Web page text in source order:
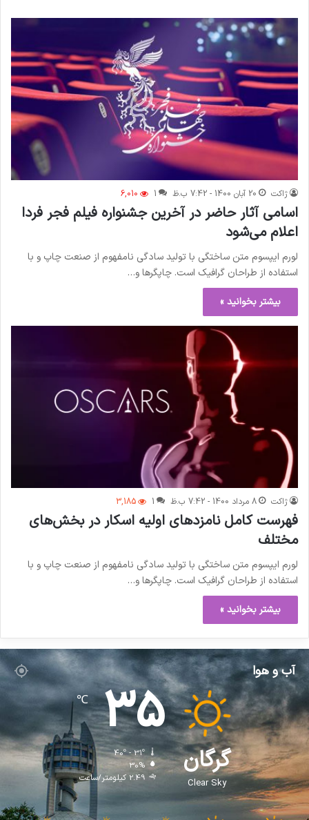
ژاکت 20 آبان 1400 - 7:42 ب.ظ 1
6,010
اسامی آثار حاضر در آخرین جشنواره فیلم فجر فردا
اعلام می‌شود
لورم ایپسوم متن ساختگی با تولید سادگی نامفهوم از صنعت چاپ و با
استفاده از طراحان گرافیک است. چاپگرها و…
بیشتر بخوانید »
ژاکت 8 مرداد 1400 - 7:42 ب.ظ 1
3,185
فهرست کامل نامزد‌های اولیه اسکار در بخش‌های
مختلف
لورم ایپسوم متن ساختگی با تولید سادگی نامفهوم از صنعت چاپ و با
استفاده از طراحان گرافیک است. چاپگرها و…
بیشتر بخوانید »
آب و هوا
گرگان
Clear Sky
35
℃
40º - 31º
30%
2.49 کیلومتر/ساعت